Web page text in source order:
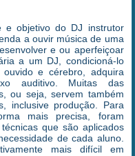
e objetivo do DJ instrutor
a ouvir música de uma
e ou aperfeiçoar
a um DJ, condicioná-lo
e cérebro, adquira
auditivo. Muitas das
ou seja, servem também
inclusive produção. Para
mais precisa, foram
que são aplicados
de cada aluno.
mais difícil em